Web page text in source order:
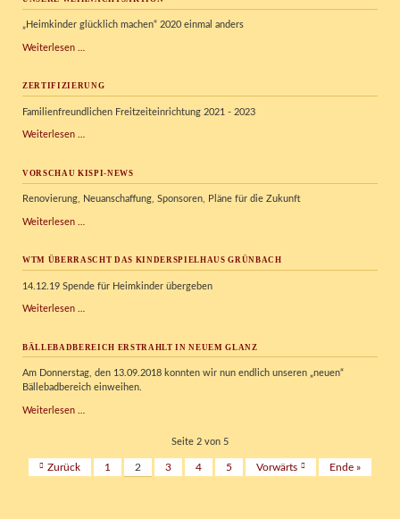
„Heimkinder glücklich machen“ 2020 einmal anders
Weiterlesen …
ZERTIFIZIERUNG
Familienfreundlichen Freitzeiteinrichtung 2021 - 2023
Weiterlesen …
VORSCHAU KISPI-NEWS
Renovierung, Neuanschaffung, Sponsoren, Pläne für die Zukunft
Weiterlesen …
WTM ÜBERRASCHT DAS KINDERSPIELHAUS GRÜNBACH
14.12.19 Spende für Heimkinder übergeben
Weiterlesen …
Kinderspielhaus
BÄLLEBADBEREICH ERSTRAHLT IN NEUEM GLANZ
Am Donnerstag, den 13.09.2018 konnten wir nun endlich unseren „neuen“
Bällebadbereich einweihen.
Weiterlesen …
Glanz
Seite 2 von 5
Zurück 1 2 3 4 5 Vorwärts Ende »